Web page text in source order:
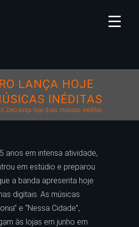
LANÇA HOJE
INÉDITAS
Zero lança hoje duas músicas inéditas
anos em intensa atividade,
em estúdio e preparou
a banda apresenta hoje
digitais. As músicas
e “Nessa Cidade”,
às lojas em junho em